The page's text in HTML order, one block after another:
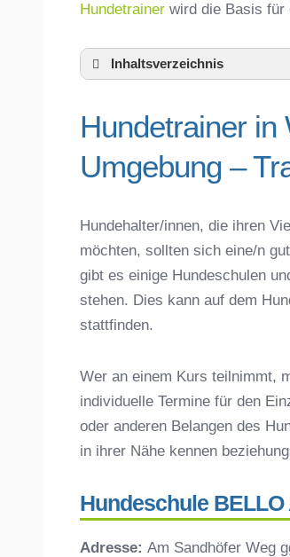
Hundetrainer wird die Basis für
Inhaltsverzeichnis
Hundetrainer in
Das macht einen guten
Hundeführerschein für
Hundezubehör für das
Preisvergleich der
Hundeschulen vs.
So findet man den
Darum lohnt sich der
Hundetrainer in
Umgebung –
Hundehalter/innen, die ihren
möchten, sollten sich eine/n
gibt es einige Hundeschulen
stehen. Dies kann auf dem
stattfinden.
Wer an einem Kurs teilnimmt,
individuelle Termine für den
oder anderen Belangen des
in ihrer Nähe kennen
Hundeschule
Adresse: Am Sandhöfer Weg